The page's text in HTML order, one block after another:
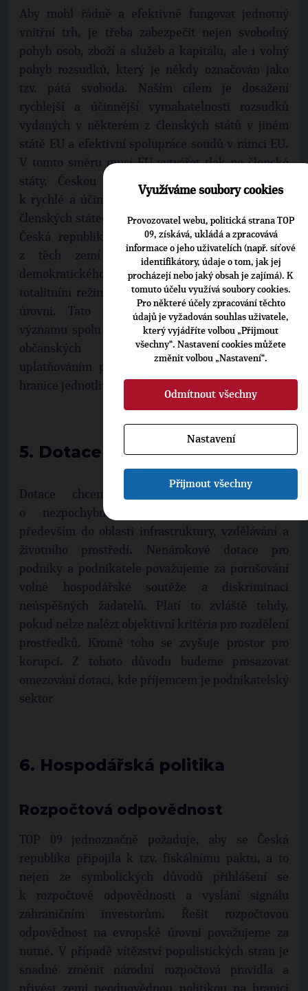
Aby mohl řádně a efektivně fungovat jednotný
vnitřní trh, je třeba zabezpečit nejen svobodný
pohyb osob, zboží a služeb a kapitálu, ale i volný
pohyb rozsudků, který je někdy označován jako
tzv. pátá svoboda. Naším cílem je dosažení
rychlejší a účinnější vymahatelnosti rozsudků
vydaných v některém z členských států v jiném
státě EU a efektivní spolupráce soudů v rámci EU.
V tomto směru musí EU vytvářet tlak na členské
státy, Českou republiku nevyjímaje, směřující
k rychlé a účinné vymahatelnosti práva ve všech
členských státech EU a napříč členskými státy EU.
Česká republika má možnost využít zkušeností
z těch zemí EU, kde je díky existenci
demokratického právního státu bez přerušení
totalitním režimem vymahatelnost práva na lepší
úrovni. Tato problematika bude nabývat na
významu spolu s rostoucím počtem obchodních a
občanských (spotřebitelských) sporů a
uplatňováním práva v rámci EU bez ohledu na
hranice jednotlivých členských států.
5. Dotace
Dotace chceme směřovat tam, kde jde
o nezpochybnitelný veřejný zájem. Tedy
především do oblasti infrastruktury, vzdělávání a
životního prostředí. Nenárokové dotace pro
podniky a podnikatele považujeme za porušování
volné hospodářské soutěže a diskriminaci
neúspěšných žadatelů. Platí to zvláště tehdy,
pokud nelze nalézt objektivní kritéria pro rozdělení
prostředků. Kromě toho se zvyšuje prostor pro
korupci. Z tohoto důvodu budeme prosazovat
omezování dotací, kde příjemcem je podnikatelský
sektor
6. Hospodářská politika
Rozpočtová odpovědnost
TOP 09 jednoznačně požaduje, aby se Česká
republika připojila k tzv. fiskálnímu paktu, a to
nejen ze symbolických důvodů přihlášení se
k rozpočtové odpovědnosti a vyslání signálu
zahraničním investorům. Řešit rozpočtovou
odpovědnost na evropské úrovni považujeme za
nutné. V případě vítězství populistických stran je
snadné změnit národní rozpočtová pravidla a
Využíváme soubory cookies
Provozovatel webu, politická strana TOP
09, získává, ukládá a zpracovává
informace o jeho uživatelích (např. síťové
identifikátory, údaje o tom, jak jej
procházejí nebo jaký obsah je zajímá). K
tomuto účelu využívá soubory cookies.
Pro některé účely zpracování těchto
údajů je vyžadován souhlas uživatele,
který vyjádříte volbou „Přijmout
všechny“. Nastavení cookies můžete
změnit volbou „Nastavení“.
Odmítnout všechny
Nastavení
Přijmout všechny